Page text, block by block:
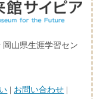
岡山県生涯学習セン
| お問い合わせ |